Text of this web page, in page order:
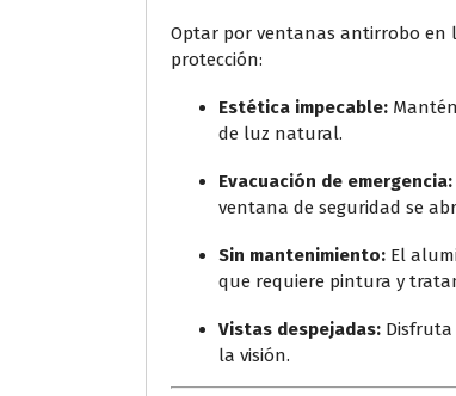
Optar por ventanas antirrobo en
protección:
Estética impecable:
de luz natural.
Evacuación de emergencia:
ventana de seguridad se
Sin mantenimiento: El
que requiere pintura y
Vistas despejadas:
la visión.